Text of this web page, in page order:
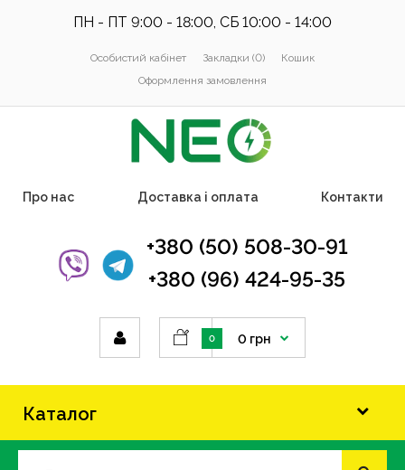
ПН - ПТ 9:00 - 18:00, СБ 10:00 - 14:00
Особистий кабінет Закладки (0)
Кошик
Оформлення замовлення
Про нас Доставка і оплата Контакти
+380 (50) 508-30-91
+380 (96) 424-95-35
0 0 грн
Каталог